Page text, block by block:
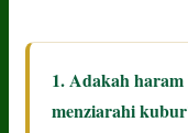
1. Adakah haram
menziarahi